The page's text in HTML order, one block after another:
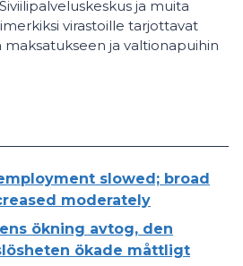
ja muita
virastoille tarjottavat
ja valtionapuihin
slowed; broad
moderately
ökning avtog, den
ökade måttligt